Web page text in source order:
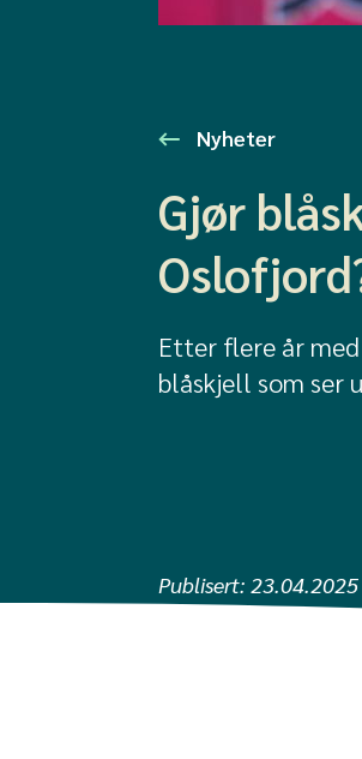
Nyheter
Gjør
Etter flere år
blåskjell som ser
Publisert: 23.04.2025